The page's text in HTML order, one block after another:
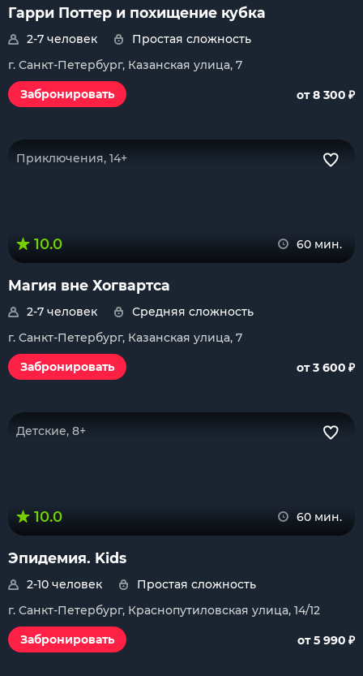
Гарри Поттер и похищение кубка
2-7 человек
Простая сложность
г. Санкт-Петербург, Казанская улица, 7
Забронировать
от 8 300 ₽
Приключения, 14+
10.0 60 мин.
Магия вне Хогвартса
2-7 человек
Средняя сложность
г. Санкт-Петербург, Казанская улица, 7
Забронировать
от 3 600 ₽
Детские, 8+
10.0 60 мин.
Эпидемия. Kids
2-10 человек
Простая сложность
г. Санкт-Петербург, Краснопутиловская улица, 14/12
Забронировать
от 5 990 ₽